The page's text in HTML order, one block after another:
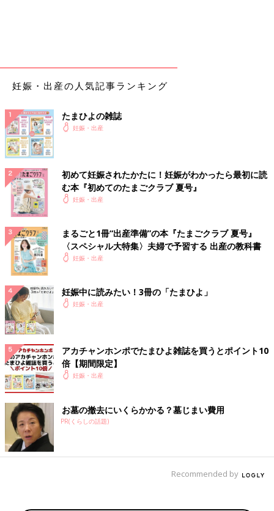
妊娠・出産の人気記事ランキング
たまひよの雑誌
妊娠・出産
初めて妊娠されたかたに！妊娠がわかったら最初に読
む本『初めてのたまごクラブ 夏号』
妊娠・出産
まるごと1冊“出産準備”の本『たまごクラブ 夏号』
〈スペシャル大特集〉夫婦で予習する 出産の教科書
妊娠・出産
妊娠中に読みたい！3冊の「たまひよ」
妊娠・出産
アカチャンホンポでたまひよ雑誌を買うとポイント10
倍【期間限定】
妊娠・出産
お墓の撤去にいくらかかる？墓じまい費用
PR(くらしの話題)
Recommended by